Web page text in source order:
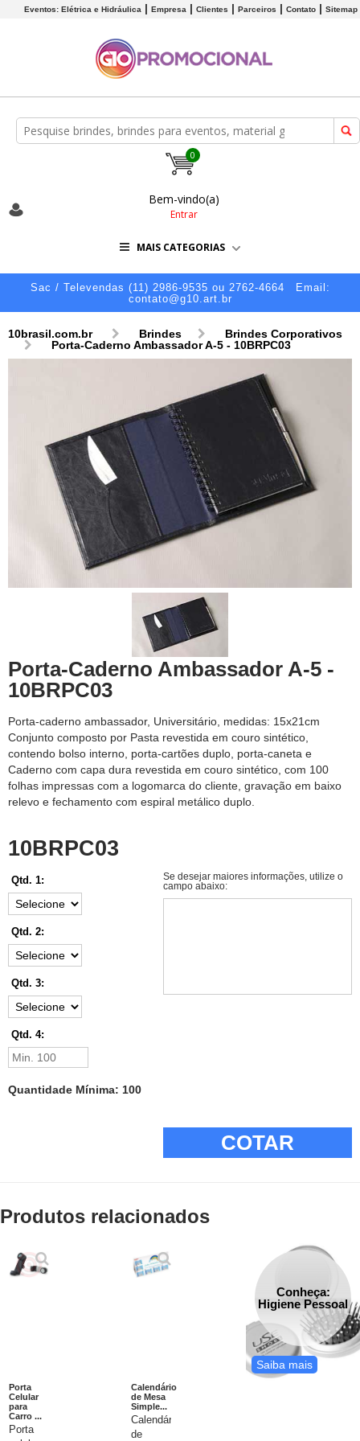
Eventos: Elétrica e Hidráulica Empresa Clientes Parceiros Contato Sitemap
0
Bem-vindo(a)
Entrar
MAIS CATEGORIAS
Sac / Televendas (11) 2986-9535 ou 2762-4664
Email:
contato@g10.art.br
10brasil.com.br Brindes
Brindes Corporativos
Porta-Caderno Ambassador A-5 - 10BRPC03
Porta-Caderno Ambassador A-5 -
10BRPC03
Porta-caderno ambassador, Universitário, medidas: 15x21cm
Conjunto composto por Pasta revestida em couro sintético,
contendo bolso interno, porta-cartões duplo, porta-caneta e
Caderno com capa dura revestida em couro sintético, com 100
folhas impressas com a logomarca do cliente, gravação em baixo
relevo e fechamento com espiral metálico duplo.
10BRPC03
Qtd. 1:
Qtd. 2:
Qtd. 3:
Qtd. 4:
Quantidade Mínima: 100
Se desejar maiores informações, utilize o
campo abaixo:
COTAR
Produtos relacionados
Porta
Celular
para
Carro ...
Porta
Calendário
de Mesa
Simple...
Calendários
de
Conheça:
Higiene Pessoal
Saiba mais